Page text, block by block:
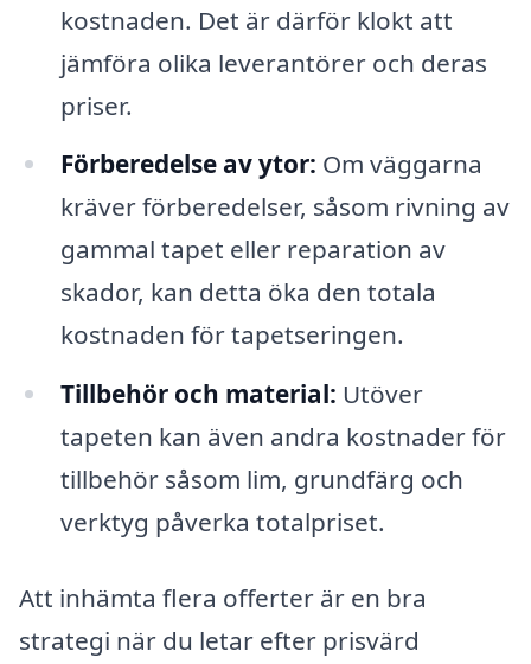
kostnaden. Det är därför klokt att
jämföra olika leverantörer och deras
priser.
Förberedelse av ytor: Om väggarna
kräver förberedelser, såsom rivning av
gammal tapet eller reparation av
skador, kan detta öka den totala
kostnaden för tapetseringen.
Tillbehör och material: Utöver
tapeten kan även andra kostnader för
tillbehör såsom lim, grundfärg och
verktyg påverka totalpriset.
Att inhämta flera offerter är en bra
strategi när du letar efter prisvärd